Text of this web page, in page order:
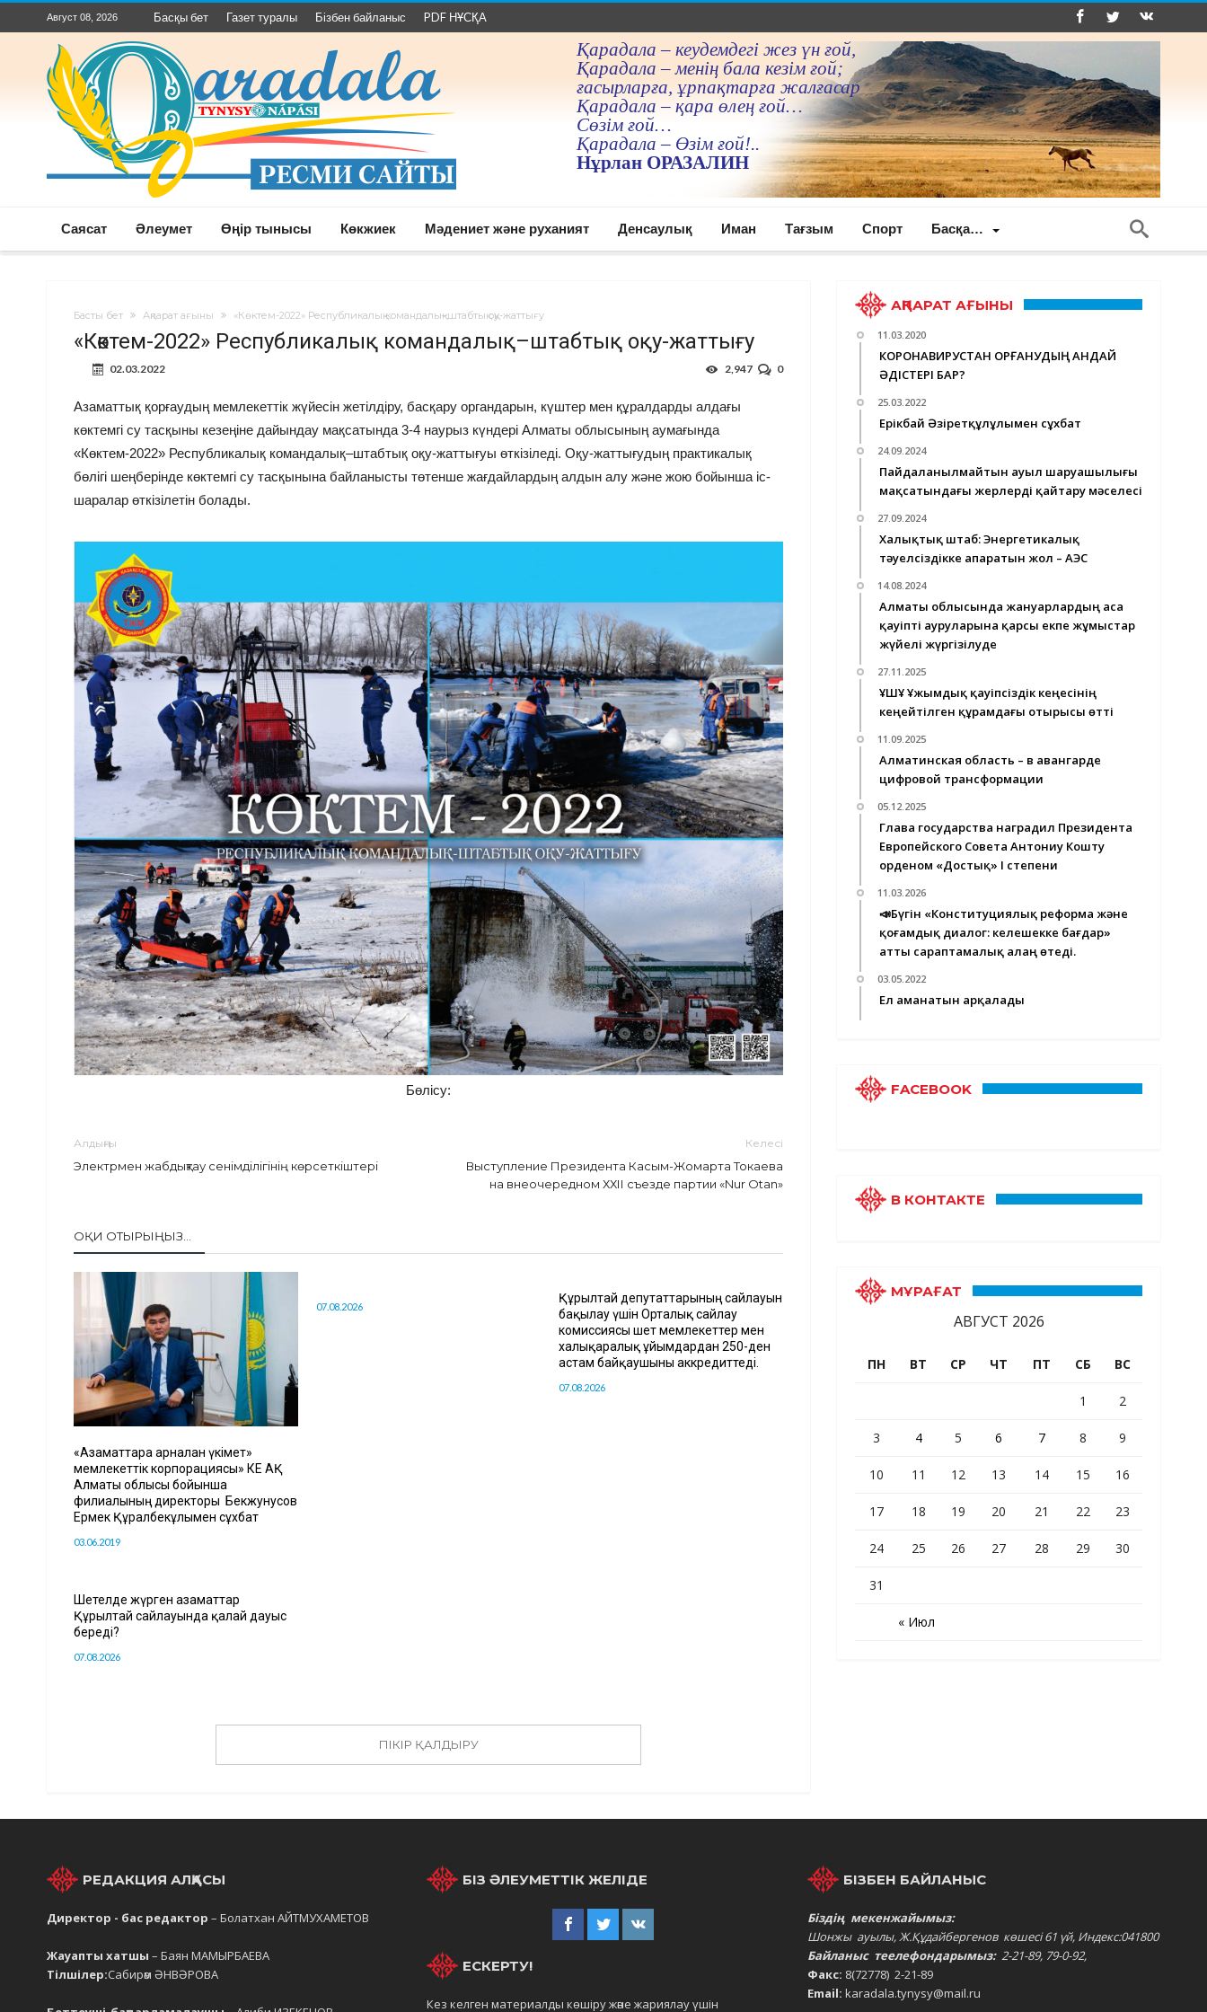
Август 08, 2026 Басқы бет Газет туралы Бізбен байланыс PDF НҰСҚА
Қарадала – кеудемдегi жез үн ғой,
Қарадала – менiң бала кезiм ғой;
ғасырларға, ұрпақтарға жалғасар
Қарадала – қара өлең ғой…
Сөзiм ғой…
Қарадала – Өзiм ғой!..
Нұрлан ОРАЗАЛИН
Саясат Әлеумет Өңір тынысы Көкжиек Мәдениет және руханият Денсаулық Иман Тағзым Спорт Басқа…
Басты бет Ақпарат ағыны «Көктем-2022» Республикалық командалық–штабтық оқу-жаттығу
«Көктем-2022» Республикалық командалық–штабтық оқу-жаттығу
02.03.2022 0
2,947
Азаматтық қорғаудың мемлекеттік жүйесін жетілдіру, басқару органдарын, күштер мен құралдарды алдағы
көктемгі су тасқыны кезеңіне дайындау мақсатында 3-4 наурыз күндері Алматы облысының аумағында
«Көктем-2022» Республикалық командалық–штабтық оқу-жаттығуы өткізіледі. Оқу-жаттығудың практикалық
бөлігі шеңберінде көктемгі су тасқынына байланысты төтенше жағдайлардың алдын алу және жою бойынша іс-
шаралар өткізілетін болады.
Бөлісу:
Алдыңғы
Электрмен жабдықтау сенімділігінің көрсеткіштері
Келесі
Выступление Президента Касым-Жомарта Токаева
на внеочередном ХХІІ съезде партии «Nur Otan»
ОҚИ ОТЫРЫҢЫЗ...
«Азаматтарға арналған үкімет»
мемлекеттік корпорациясы» КЕ АҚ
Алматы облысы бойынша
филиалының директоры Бекжунусов
Ермек Құралбекұлымен сұхбат
03.06.2019
07.08.2026
Құрылтай депутаттарының сайлауын
бақылау үшін Орталық сайлау
комиссиясы шет мемлекеттер мен
халықаралық ұйымдардан 250-ден
астам байқаушыны аккредиттеді.
07.08.2026
Шетелде жүрген азаматтар
Құрылтай сайлауында қалай дауыс
береді?
07.08.2026
ПІКІР ҚАЛДЫРУ
АҚПАРАТ АҒЫНЫ
11.03.2020
КОРОНАВИРУСТАН ҚОРҒАНУДЫҢ ҚАНДАЙ
ӘДІСТЕРІ БАР?
25.03.2022
Ерікбай Әзіретқұлұлымен сұхбат
24.09.2024
Пайдаланылмайтын ауыл шаруашылығы
мақсатындағы жерлерді қайтару мәселесі
27.09.2024
Халықтық штаб: Энергетикалық
тәуелсіздікке апаратын жол – АЭС
14.08.2024
Алматы облысында жануарлардың аса
қауіпті ауруларына қарсы екпе жұмыстар
жүйелі жүргізілуде
27.11.2025
ҰҚШҰ Ұжымдық қауіпсіздік кеңесінің
кеңейтілген құрамдағы отырысы өтті
11.09.2025
Алматинская область – в авангарде
цифровой трансформации
05.12.2025
Глава государства наградил Президента
Европейского Совета Антониу Кошту
орденом «Достық» I степени
11.03.2026
📣Бүгін «Конституциялық реформа және
қоғамдық диалог: келешекке бағдар»
атты сараптамалық алаң өтеді.
03.05.2022
Ел аманатын арқалады
FACEBOOK
В КОНТАКТЕ
МҰРАҒАТ
АВГУСТ 2026
ПН ВТ СР ЧТ ПТ СБ ВС
« Июл
1 2
3 4 5 6 7 8 9
10 11 12 13 14 15 16
17 18 19 20 21 22 23
24 25 26 27 28 29 30
31
РЕДАКЦИЯ АЛҚАСЫ
Директор - бас редактор – Болатхан АЙТМУХАМЕТОВ
Жауапты хатшы – Баян МАМЫРБАЕВА
Тілшілер:Сабирәм ӘНВӘРОВА
БІЗ ӘЛЕУМЕТТІК ЖЕЛІДЕ
ЕСКЕРТУ!
Кез келген материалды көшіру және жариялау үшін
БІЗБЕН БАЙЛАНЫС
Біздің мекенжайымыз:
Шонжы ауылы, Ж.Құдайбергенов көшесі 61 үй, Индекс:041800
Байланыс теелефондарымыз: 2-21-89, 79-0-92,
Факс: 8(72778) 2-21-89
Email: karadala.tynysy@mail.ru